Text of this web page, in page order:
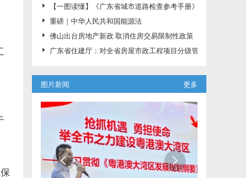
 【一图读懂】《广东省城市道路检查参考手册》（桥梁分册）
 重磅｜中华人民共和国能源法
 佛山出台房地产新政 取消住房交易限制性政策
 广东省住建厅：对全省房屋市政工程项目分级管控！7类项目
更多
图片新闻
 